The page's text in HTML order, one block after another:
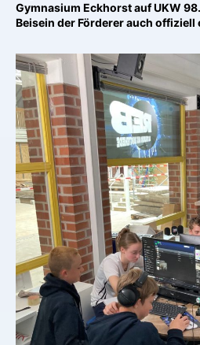
Gymnasium Eckhorst auf UKW
Beisein der Förderer auch offiziell